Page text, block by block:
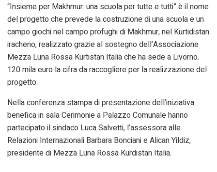
“Insieme per Makhmur: una scuola per tutte e tutti” è il nome
del progetto che prevede la costruzione di una scuola e un
campo giochi nel campo profughi di Makhmur, nel Kurtidistan
iracheno, realizzato grazie al sostegno dell’Associazione
Mezza Luna Rossa Kurtistan Italia che ha sede a Livorno.
120 mila euro la cifra da raccogliere per la realizzazione del
progetto.
Nella conferenza stampa di presentazione dell’iniziativa
benefica in sala Cerimonie a Palazzo Comunale hanno
partecipato il sindaco Luca Salvetti, l’assessora alle
Relazioni Internazionali Barbara Bonciani e Alican Yildiz,
presidente di Mezza Luna Rossa Kurdistan Italia.